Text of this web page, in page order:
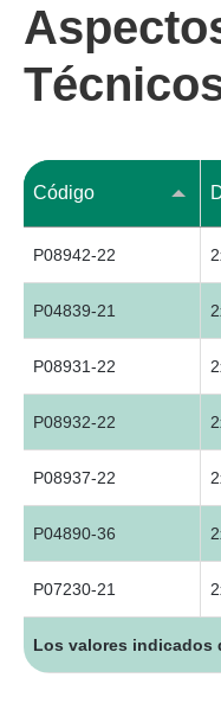
Código
P08942-22
P04839-21
P08931-22
P08932-22
P08937-22
P04890-36
P07230-21
Los valores indicados